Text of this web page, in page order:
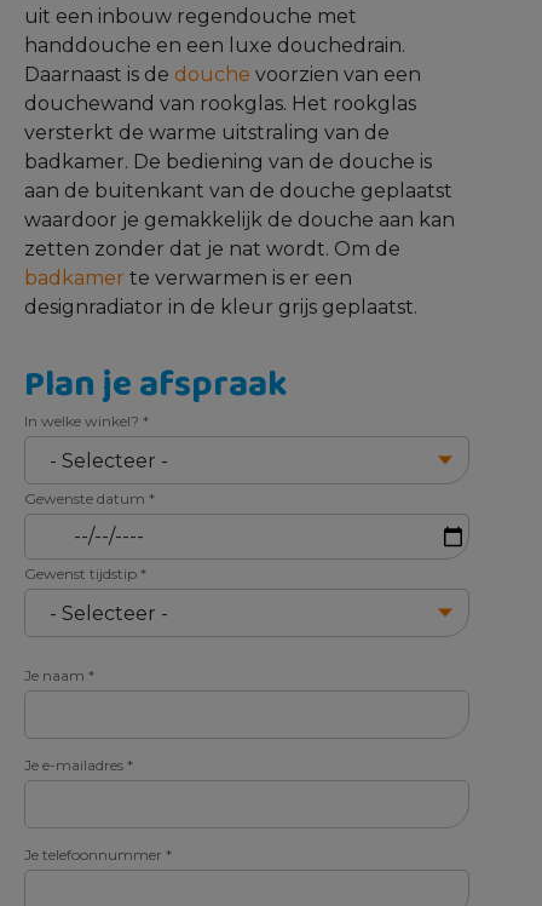
uit een inbouw regendouche met
handdouche en een luxe douchedrain.
Daarnaast is de douche voorzien van een
douchewand van rookglas. Het rookglas
versterkt de warme uitstraling van de
badkamer. De bediening van de douche is
aan de buitenkant van de douche geplaatst
waardoor je gemakkelijk de douche aan kan
zetten zonder dat je nat wordt. Om de
badkamer te verwarmen is er een
designradiator in de kleur grijs geplaatst.
Plan je afspraak
In welke winkel? *
Gewenste datum *
Gewenst tijdstip *
Je naam *
Je e-mailadres *
Je telefoonnummer *